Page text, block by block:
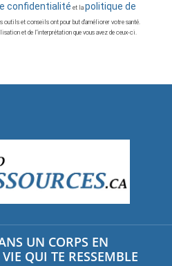
confidentialité et la politique de
outils et conseils ont pour but d’améliorer votre santé.
et de l’interprétation que vous avez de ceux-ci.
UN CORPS EN
QUI TE RESSEMBLE